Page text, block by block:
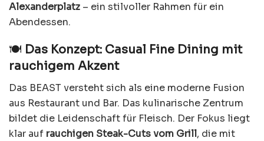
Alexanderplatz – ein stilvoller Rahmen für ein
Abendessen.
🍽️ Das Konzept: Casual Fine Dining mit
rauchigem Akzent
Das BEAST versteht sich als eine moderne Fusion
aus Restaurant und Bar. Das kulinarische Zentrum
bildet die Leidenschaft für Fleisch. Der Fokus liegt
klar auf rauchigen Steak-Cuts vom Grill, die mit